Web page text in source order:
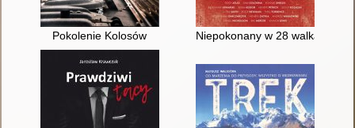
Pokolenie Kolosów Niepokonany w 28 walkach